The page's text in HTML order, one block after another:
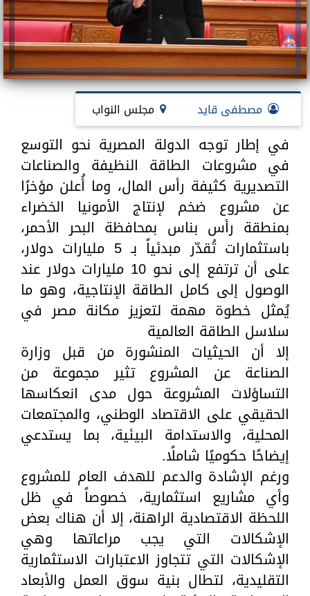
مصطفى قايد مجلس النواب
في إطار توجه الدولة المصرية نحو التوسع
في مشروعات الطاقة النظيفة والصناعات
التصديرية كثيفة رأس المال، وما أُعلن مؤخرًا
عن مشروع ضخم لإنتاج الأمونيا الخضراء
بمنطقة رأس بناس بمحافظة البحر الأحمر،
باستثمارات تُقدّر مبدئياً بـ 5 مليارات دولار،
على أن ترتفع إلى نحو 10 مليارات دولار عند
الوصول إلى كامل الطاقة الإنتاجية، وهو ما
يُمثل خطوة مهمة لتعزيز مكانة مصر في
سلاسل الطاقة العالمية
إلا أن الحيثيات المنشورة من قبل وزارة
الصناعة عن المشروع تثير مجموعة من
التساؤلات المشروعة حول مدى انعكاسها
الحقيقي على الاقتصاد الوطني، والمجتمعات
المحلية، والاستدامة البيئية، بما يستدعي
إيضاحًا حكوميًا شاملًا.
ورغم الإشادة والدعم للهدف العام للمشروع
وأي مشاريع استثمارية، خصوصاً في ظل
اللحظة الاقتصادية الراهنة، إلا أن هناك بعض
الإشكالات التي يجب مراعاتها وهي
الإشكالات التي تتجاوز الاعتبارات الاستثمارية
التقليدية، لتطال بنية سوق العمل والأبعاد